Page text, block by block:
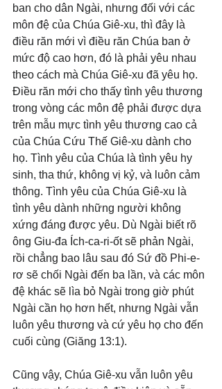
ban cho dân Ngài, nhưng đối với các
môn đệ của Chúa Giê-xu, thì đây là
điều răn mới vì điều răn Chúa ban ở
mức độ cao hơn, đó là phải yêu nhau
theo cách mà Chúa Giê-xu đã yêu họ.
Điều răn mới cho thấy tình yêu thương
trong vòng các môn đệ phải được dựa
trên mẫu mực tình yêu thương cao cả
của Chúa Cứu Thế Giê-xu dành cho
họ. Tình yêu của Chúa là tình yêu hy
sinh, tha thứ, không vị kỷ, và luôn cảm
thông. Tình yêu của Chúa Giê-xu là
tình yêu dành những người không
xứng đáng được yêu. Dù Ngài biết rõ
ông Giu-đa Ích-ca-ri-ốt sẽ phản Ngài,
rồi chẳng bao lâu sau đó Sứ đồ Phi-e-
rơ sẽ chối Ngài đến ba lần, và các môn
đệ khác sẽ lìa bỏ Ngài trong giờ phút
Ngài cần họ hơn hết, nhưng Ngài vẫn
luôn yêu thương và cứ yêu họ cho đến
cuối cùng (Giăng 13:1).
Cũng vậy, Chúa Giê-xu vẫn luôn yêu